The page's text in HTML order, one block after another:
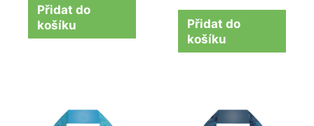
Přidat do
košíku
Přidat do
košíku